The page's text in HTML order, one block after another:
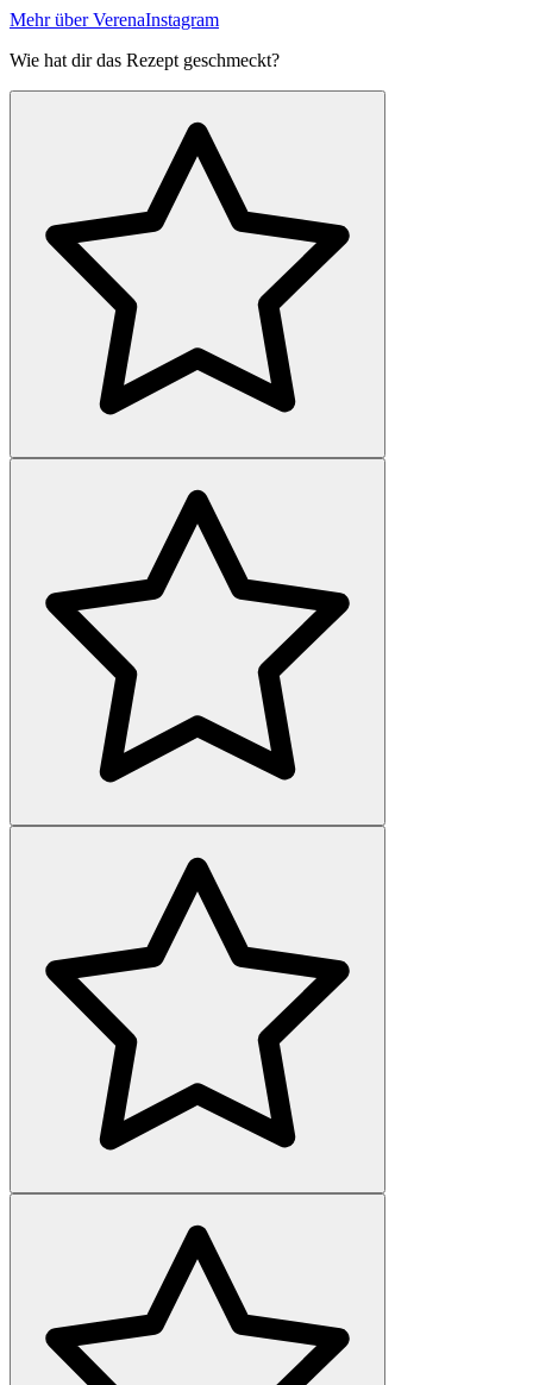
Mehr über VerenaInstagram
Wie hat dir das Rezept geschmeckt?